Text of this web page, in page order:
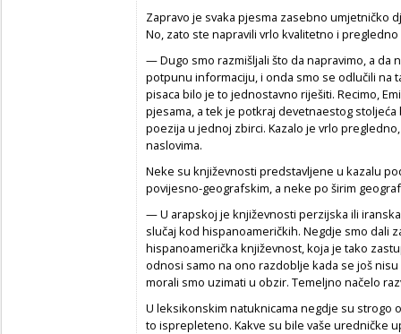
Zapravo je svaka pjesma zasebno umjetničko
No, zato ste napravili vrlo kvalitetno i pregledno
— Dugo smo razmišljali što da napravimo, a da
potpunu informaciju, i onda smo se odlučili na
pisaca bilo je to jednostavno riješiti. Recimo,
pjesama, a tek je potkraj devetnaestog
poezija u jednoj zbirci. Kazalo je vrlo
naslovima.
Neke su književnosti predstavljene u kazalu
povijesno-geografskim, a neke po širim
— U arapskoj je književnosti perzijska ili
slučaj kod hispanoameričkih. Negdje smo dali
hispanoamerička književnost, koja je tako
odnosi samo na ono razdoblje kada se još
morali smo uzimati u obzir. Temeljno načelo
U leksikonskim natuknicama negdje su strogo
to isprepleteno. Kakve su bile vaše uredničke